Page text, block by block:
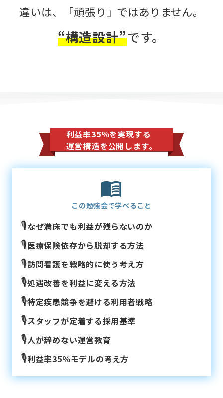
違いは、「頑張り」ではありません。
“構造設計”です。
利益率35％を実現する
運営構造を公開します。
この勉強会で学べること
🎙️なぜ満床でも利益が残らないのか
🎙️医療保険依存から脱却する方法
🎙️訪問看護を戦略的に使う考え方
🎙️処遇改善を利益に変える方法
🎙️特定疾患競争を避ける利用者戦略
🎙️スタッフが定着する採用基準
🎙️人が辞めない運営教育
🎙️利益率35％モデルの考え方